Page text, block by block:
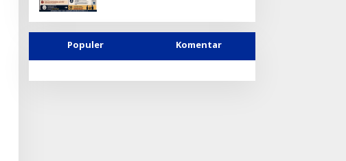
Populer Komentar